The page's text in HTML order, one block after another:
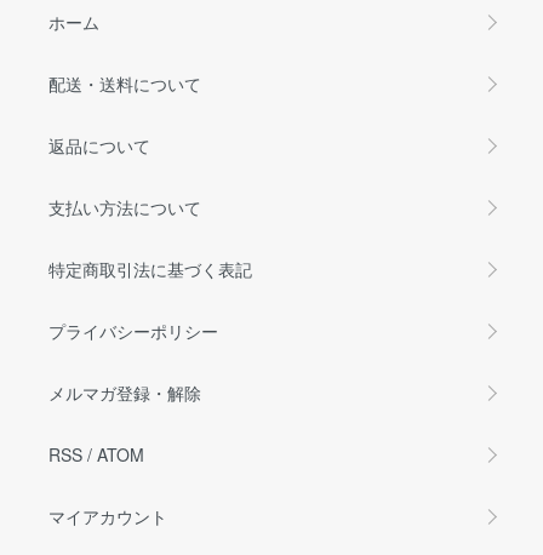
ホーム
配送・送料について
返品について
支払い方法について
特定商取引法に基づく表記
プライバシーポリシー
メルマガ登録・解除
RSS / ATOM
マイアカウント